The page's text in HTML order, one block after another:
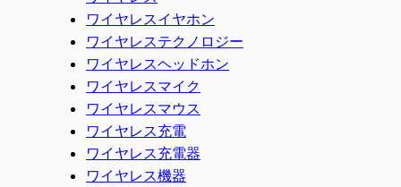
ワイヤレスイヤホン
ワイヤレステクノロジー
ワイヤレスヘッドホン
ワイヤレスマイク
ワイヤレスマウス
ワイヤレス充電
ワイヤレス充電器
ワイヤレス機器